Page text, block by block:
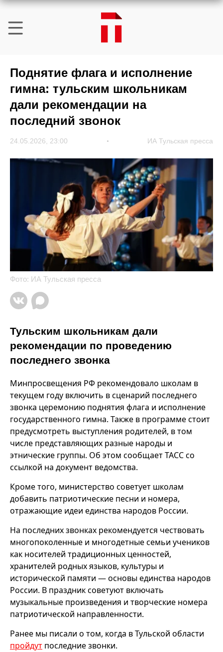
Поднятие флага и исполнение
гимна: тульским школьникам
дали рекомендации на
последний звонок
24.05.2026, 23:00 ИА Тульская пресса
Фото: ИА Тульская пресса
Тульским школьникам дали
рекомендации по проведению
последнего звонка
Минпросвещения РФ рекомендовало школам в
текущем году включить в сценарий последнего
звонка церемонию поднятия флага и исполнение
государственного гимна. Также в программе стоит
предусмотреть выступления родителей, в том
числе представляющих разные народы и
этнические группы. Об этом сообщает ТАСС со
ссылкой на документ ведомства.
Кроме того, министерство советует школам
добавить патриотические песни и номера,
отражающие идеи единства народов России.
На последних звонках рекомендуется чествовать
многопоколенные и многодетные семьи учеников
как носителей традиционных ценностей,
хранителей родных языков, культуры и
исторической памяти — основы единства народов
России. В праздник советуют включать
музыкальные произведения и творческие номера
патриотической направленности.
Ранее мы писали о том, когда в Тульской области
пройдут последние звонки.